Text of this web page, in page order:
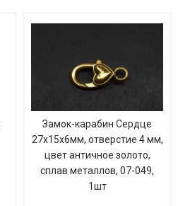
Замок-карабин Сердце
27х15х6мм, отверстие 4 мм,
цвет античное золото,
сплав металлов, 07-049,
1шт